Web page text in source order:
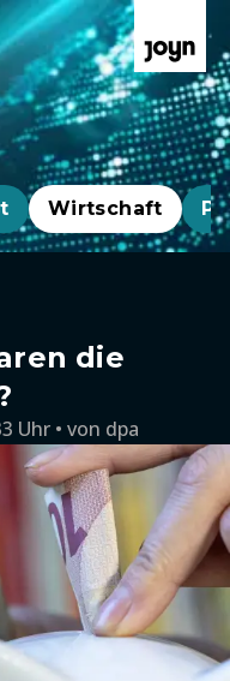
Wirtschaft
die
Uhr von dpa